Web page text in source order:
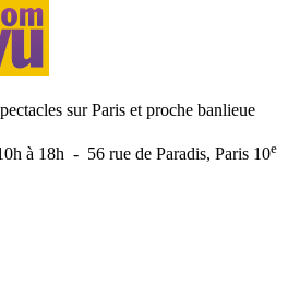
sur Paris et proche banlieue
à 18h - 56 rue de Paradis, Paris 10e